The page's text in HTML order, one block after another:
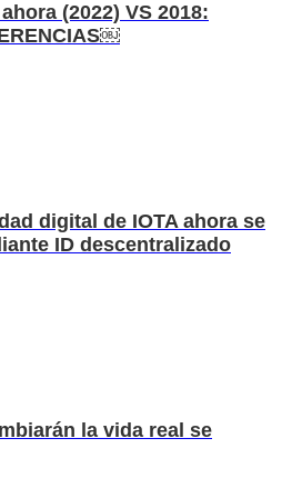
(2022) VS 2018:
digital de IOTA ahora se
ID descentralizado
la vida real se